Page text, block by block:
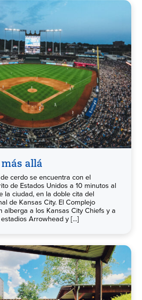
más allá
cerdo se encuentra con el
de Estados Unidos a 10 minutos al
la ciudad, en la doble cita del
de Kansas City. El Complejo
alberga a los Kansas City Chiefs y a
Arrowhead y [...]